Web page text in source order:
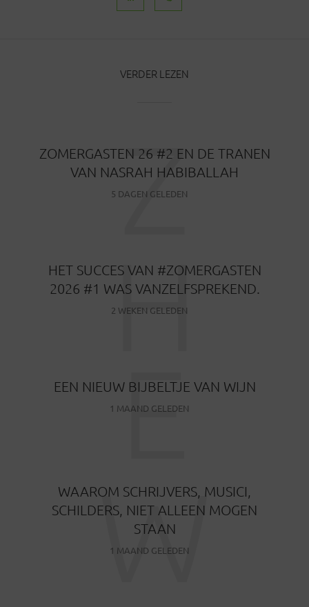
VERDER LEZEN
ZOMERGASTEN 26 #2 EN DE TRANEN
VAN NASRAH HABIBALLAH
5 DAGEN GELEDEN
Z
HET SUCCES VAN #ZOMERGASTEN
2026 #1 WAS VANZELFSPREKEND.
2 WEKEN GELEDEN
H
EEN NIEUW BIJBELTJE VAN WIJN
1 MAAND GELEDEN
E
WAAROM SCHRIJVERS, MUSICI,
SCHILDERS, NIET ALLEEN MOGEN
STAAN
1 MAAND GELEDEN
W